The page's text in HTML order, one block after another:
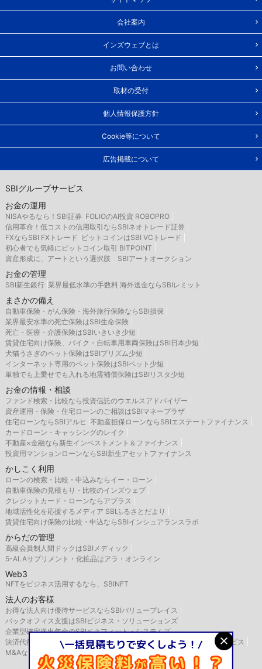
会社案内
インズウェブとは
お問い合わせ
取材の受付
個人情報保護方針
Cookie等について
広告掲載について
SBIグループサービス
お金の運用
NISAやるなら！SBI証券 FOLIOのAI投資 ROBOPRO
信用革命！低コストの信用取引ならSBIネオトレード証券
FXならSBI FXトレード
ビットコインはSBI VCトレード
初心者でも気軽にビットコイン取引 BITPOINT
資産形成に、アートという選択肢 SBIアートオークション
お金の管理
SBI新生銀行 業界最低水準の手数料 海外送金ならSBIレミット
まさかの備え
自動車保険・がん保険・海外旅行保険ならSBI損保
業界最安水準の死亡保険はSBI生命保険
死亡・医療・介護保険はSBIいきいき少短
賃貸住宅向け保険、バイク・自転車用車両保険はSBI日本少短
犬猫うさぎのペット保険はSBIプリズム少短
インターネット専用のペット保険はSBIペット少短
単独でも上乗せでも入れる地震補償保険はSBIリスタ少短
お金の情報・相談
ファンド検索・比較なら投資信託のウエルスアドバイザー
資産運用・保険・住宅ローンのご相談はSBIマネープラザ
住宅ローンならSBIアルヒ 不動産担保ローンならSBIエステートファイナンス
カードローン・キャッシングのレイク
不動産×金融なら新生インベストメント＆ファイナンス
投資用マンションローンならSBI新生アセットファイナンス
かしこく利用
ローンの検索・比較・申込みならイー・ローン
自動車保険の見積もり・比較のインズウェブ
クレジットカード・ローンならアプラス
地域活性化を応援するメディア SBIふるさとだより
賃貸住宅向け保険の比較・申込ならSBIインシュアランスラボ
からだの管理
高級会員制人間ドックはSBIメディック
5-ALAサプリメント・化粧品はアラ・オンライン
Web3
NFTをビジネス活用するなら、SBINFT
法人のお客様
お得な法人向け優待サービスならSBIバリュープレイス
バックオフィス支援はSBIビジネス・ソリューションズ
企業型確定拠出年金のSBIベネフィット・システムズ
決済代行サービスはゼウス 航空機・船舶リースならSBIリーシングサービス
M&AならSBI辻・本郷M&A